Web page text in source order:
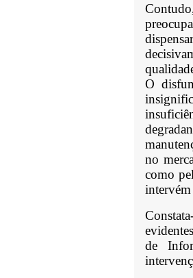
O
no
como
intervém
de